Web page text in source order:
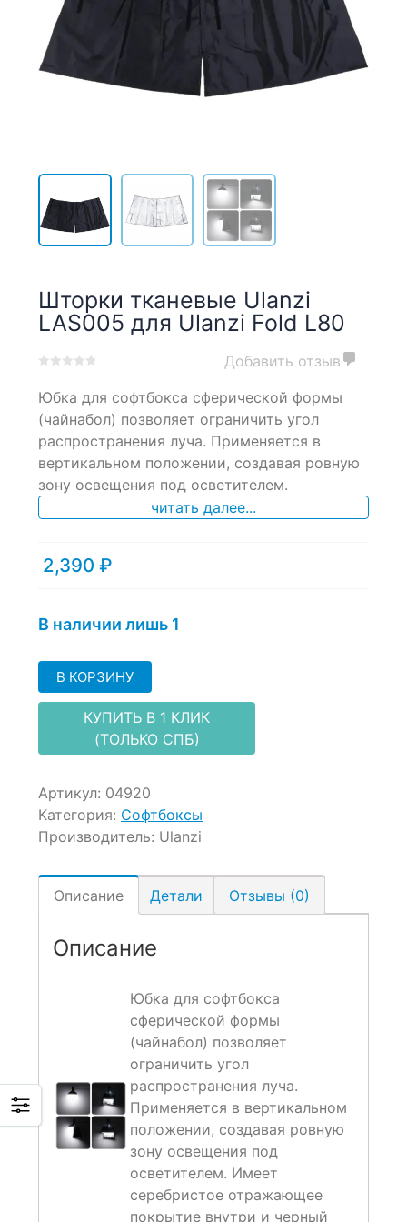
Шторки тканевые Ulanzi
LAS005 для Ulanzi Fold L80
out
based
on
customer
ratings
Добавить отзыв
Юбка для софтбокса сферической формы
(чайнабол) позволяет ограничить угол
распространения луча. Применяется в
вертикальном положении, создавая ровную
зону освещения под осветителем.
читать далее...
2,390 ₽
В наличии лишь 1
В КОРЗИНУ
КУПИТЬ В 1 КЛИК
(ТОЛЬКО СПБ)
Артикул: 04920
Категория: Софтбоксы
Производитель: Ulanzi
Описание Детали Отзывы (0)
Описание
Юбка для софтбокса
сферической формы
(чайнабол) позволяет
ограничить угол
распространения луча.
Применяется в вертикальном
положении, создавая ровную
зону освещения под
осветителем. Имеет
серебристое отражающее
покрытие внутри и черный